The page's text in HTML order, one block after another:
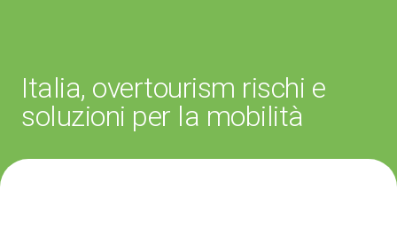
Eventi
Media arrow_right
Italia, overtourism rischi e
soluzioni per la mobilità